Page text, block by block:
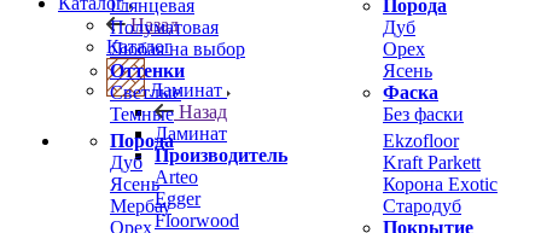
Глянцевая
Полуматовая
Любая на выбор
Оттенки
Светлые
Темные
Порода
Дуб
Орех
Ясень
Фаска
Без фаски
Порода
Дуб
Ясень
Мербау
Орех
Ekzofloor
Kraft Parkett
Корона Exotic
Стародуб
Покрытие
Назад
Каталог
Ламинат
Назад
Ламинат
Производитель
Arteo
Egger
Floorwood